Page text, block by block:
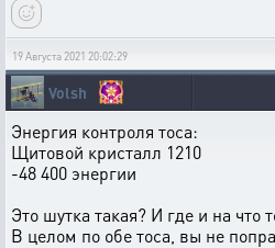
19 Августа 2021 20:02:29
Volsh
Энергия контроля тоса:
Щитовой кристалл 1210
-48 400 энергии
Это шутка такая? И где и на что
В целом по обе тоса, вы не